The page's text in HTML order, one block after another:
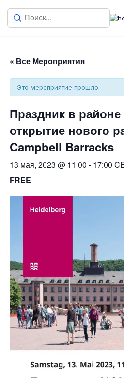
« Все Мероприятия
Это мероприятие прошло.
Праздник в
открытие нового
Campbell Barracks
13 мая, 2023 @ 11:00 - 17:00
FREE